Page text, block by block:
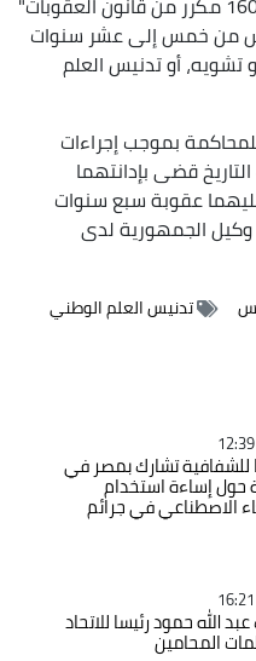
من خمس إلى عشر سنوات
أو تدنيس العلم
بموجب إجراءات
قضى بإدانتهما
عقوبة سبع سنوات
وكيل الجمهورية لدى
تدنيس العلم الوطني
للشفافية تشارك بمصر في
إساءة استخدام
الاصطناعي في جرائم
الله حمود رئيسا للاتحاد
المحامين